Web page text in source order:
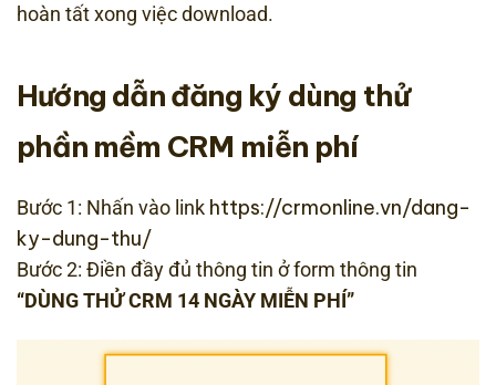
hoàn tất xong việc download.
Hướng dẫn đăng ký dùng thử
phần mềm CRM miễn phí
Bước 1: Nhấn vào link https://crmonline.vn/dang-
ky-dung-thu/
Bước 2: Điền đầy đủ thông tin ở form thông tin
“DÙNG THỬ CRM 14 NGÀY MIỄN PHÍ”